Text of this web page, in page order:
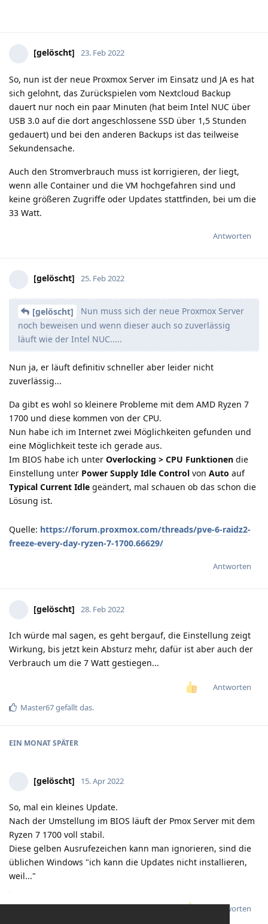
[gelöscht] 23. Feb 2022
So, nun ist der neue Proxmox Server im Einsatz und JA es hat
sich gelohnt, das Zurückspielen vom Nextcloud Backup
dauert nur noch ein paar Minuten (hat beim Intel NUC über
USB 3.0 auf die dort angeschlossene SSD über 1,5 Stunden
gedauert) und bei den anderen Backups ist das teilweise
Sekundensache.
Auch den Stromverbrauch muss ist korrigieren, der liegt,
wenn alle Container und die VM hochgefahren sind und
keine größeren Zugriffe oder Updates stattfinden, bei um die
33 Watt.
Antworten
[gelöscht] 25. Feb 2022
[gelöscht]
Nun muss sich der neue Proxmox Server
noch beweisen und wenn dieser auch so zuverlässig
läuft wie der Intel NUC.....
Nun ja, er läuft definitiv schneller aber leider nicht
zuverlässig...
Da gibt es wohl so kleinere Probleme mit dem AMD Ryzen 7
1700 und diese kommen von der CPU.
Nun habe ich im Internet zwei Möglichkeiten gefunden und
eine Möglichkeit teste ich gerade aus.
Im BIOS habe ich unter Overlocking > CPU Funktionen die
Einstellung unter Power Supply Idle Control von Auto auf
Typical Current Idle geändert, mal schauen ob das schon die
Lösung ist.
Quelle: https://forum.proxmox.com/threads/pve-6-raidz2-
freeze-every-day-ryzen-7-1700.66629/
Antworten
[gelöscht] 28. Feb 2022
Ich würde mal sagen, es geht bergauf, die Einstellung zeigt
Wirkung, bis jetzt kein Absturz mehr, dafür ist aber auch der
Verbrauch um die 7 Watt gestiegen...
Antworten
Master67gefällt das.
EIN MONATSPÄTER
[gelöscht] 15. Apr 2022
So, mal ein kleines Update.
Nach der Umstellung im BIOS läuft der Pmox Server mit dem
Ryzen 7 1700 voll stabil.
Diese gelben Ausrufezeichen kann man ignorieren, sind die
üblichen Windows "ich kann die Updates nicht installieren,
weil..."
Antworten